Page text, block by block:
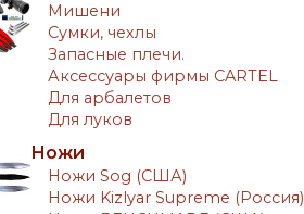
Мишени
Сумки, чехлы
Запасные плечи.
Аксессуары фирмы CARTEL
Для арбалетов
Для луков
Ножи
Ножи Sog (США)
Ножи Kizlyar Supreme (Россия)